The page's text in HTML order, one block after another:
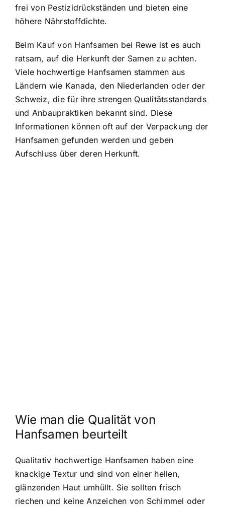
frei von Pestizidrückständen und bieten eine
höhere Nährstoffdichte.
Beim Kauf von Hanfsamen bei Rewe ist es auch
ratsam, auf die Herkunft der Samen zu achten.
Viele hochwertige Hanfsamen stammen aus
Ländern wie Kanada, den Niederlanden oder der
Schweiz, die für ihre strengen Qualitätsstandards
und Anbaupraktiken bekannt sind. Diese
Informationen können oft auf der Verpackung der
Hanfsamen gefunden werden und geben
Aufschluss über deren Herkunft.
Wie man die Qualität von
Hanfsamen beurteilt
Qualitativ hochwertige Hanfsamen haben eine
knackige Textur und sind von einer hellen,
glänzenden Haut umhüllt. Sie sollten frisch
riechen und keine Anzeichen von Schimmel oder